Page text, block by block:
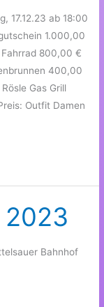
17.12.23 ab 18:00
1.000,00
800,00 €
400,00
Gas Grill
Outfit Damen
2023
Bahnhof